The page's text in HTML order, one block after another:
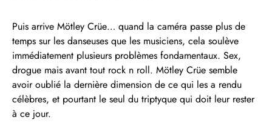
Puis arrive Mötley Crüe… quand la caméra passe plus de
temps sur les danseuses que les musiciens, cela soulève
immédiatement plusieurs problèmes fondamentaux. Sex,
drogue mais avant tout rock n roll. Mötley Crüe semble
avoir oublié la dernière dimension de ce qui les a rendu
célèbres, et pourtant le seul du triptyque qui doit leur rester
à ce jour.